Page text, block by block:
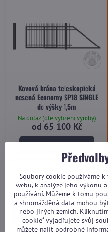
Kovová brána teleskopická
nesená Economy SP18 SINGLE
do výšky 1,5m
Na dotaz (dle vytížení výroby)
od 65 100 Kč
Zobrazit
Soubory cookie používáme
webu, k analýze jeho výkonu
používání. Můžeme k tomu
a shromážděná data mohou
nebo jiných zemích.
cookie“ vyjadřujete svůj
můžete najít podrobné